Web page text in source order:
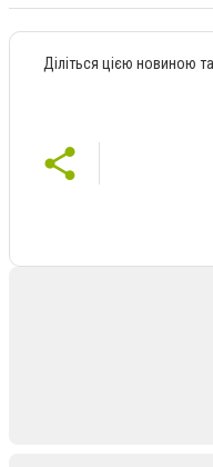
Діліться цією новиною